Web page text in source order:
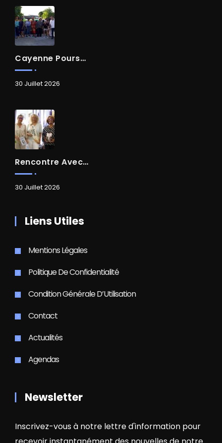
Cayenne Poursuit Sa Transformation
30 Juillet 2026
Rencontre Avec Madame Isabelle FAMARO
30 Juillet 2026
Liens Utiles
Mentions Légales
Politique De Confidentialité
Condition Générale D’Utilisation
Contact
Actualités
Agendas
Newsletter
Inscrivez-vous à notre lettre d'information pour